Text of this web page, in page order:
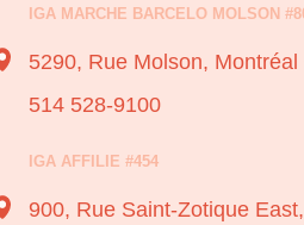
IGA MARCHE BARCELO MOLSON
5290, Rue Molson, Montréal
514 528-9100
IGA AFFILIE #454
900, Rue Saint-Zotique East,